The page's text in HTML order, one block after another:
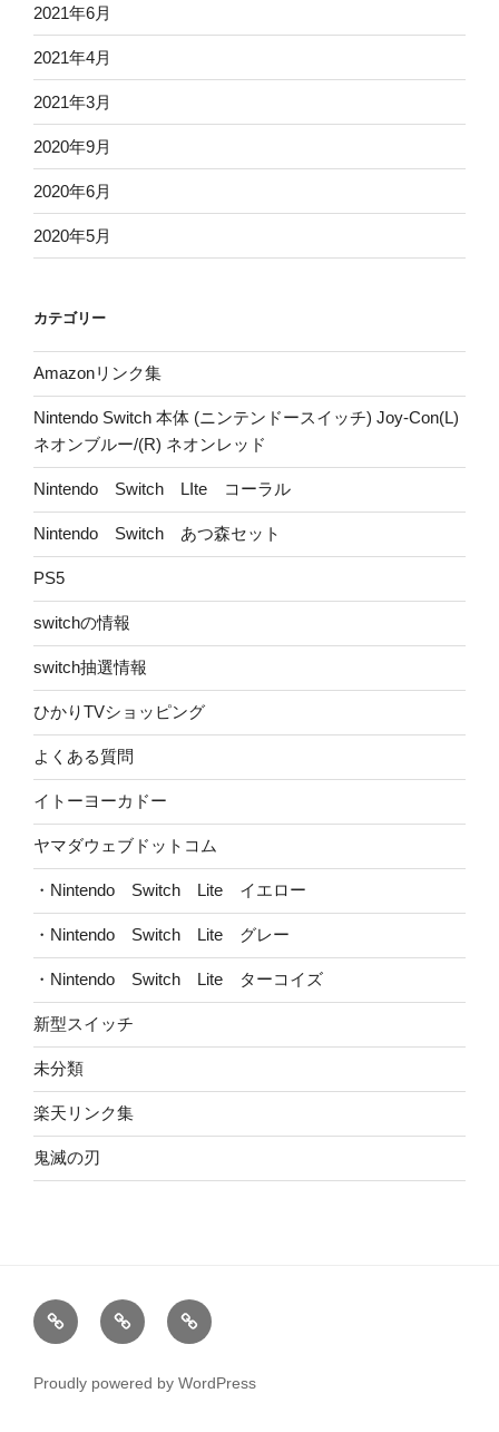
2021年6月
2021年4月
2021年3月
2020年9月
2020年6月
2020年5月
カテゴリー
Amazonリンク集
Nintendo Switch 本体 (ニンテンドースイッチ) Joy-Con(L)
ネオンブルー/(R) ネオンレッド
Nintendo Switch LIte コーラル
Nintendo Switch あつ森セット
PS5
switchの情報
switch抽選情報
ひかりTVショッピング
よくある質問
イトーヨーカドー
ヤマダウェブドットコム
・Nintendo Switch Lite イエロー
・Nintendo Switch Lite グレー
・Nintendo Switch Lite ターコイズ
新型スイッチ
未分類
楽天リンク集
鬼滅の刃
HOME
ブ
ロ
お
問
Proudly powered by WordPress